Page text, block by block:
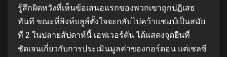
รู้สึกผิดหวังที่เห็นข้อเสนอแรกของพวกเขาถูกปฏิเสธ
ทันที ขณะที่สิงห์บลูส์ตั้งใจจะกลับไปคว้าแชมป์เป็นสมัย
ที่ 2 ในปลายสัปดาห์นี้ เอฟเวอร์ตัน ได้แสดงจุดยืนที่
ชัดเจนเกี่ยวกับการประเมินมูลค่าของกอร์ดอน แต่เชลซี